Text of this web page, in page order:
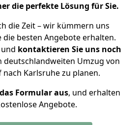
die perfekte Lösung für Sie.
die Zeit – wir kümmern uns
die besten Angebote erhalten.
kontaktieren Sie uns noch
deutschlandweiten Umzug von
nach Karlsruhe zu planen.
Formular aus, und erhalten
Angebote.